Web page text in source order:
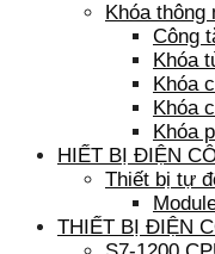
Khóa thông
Công
Khóa
Khóa
Khóa
Khóa
HIẾT BỊ ĐIỆN
Thiết bị tự
THIẾT BỊ ĐIỆN